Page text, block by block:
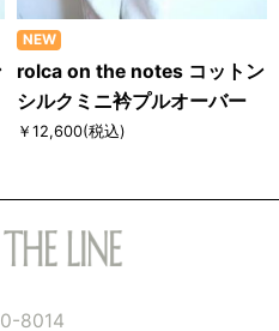
NEW
rolca on the notes コットン
シルクミニ衿プルオーバー
￥12,600(税込)
8014